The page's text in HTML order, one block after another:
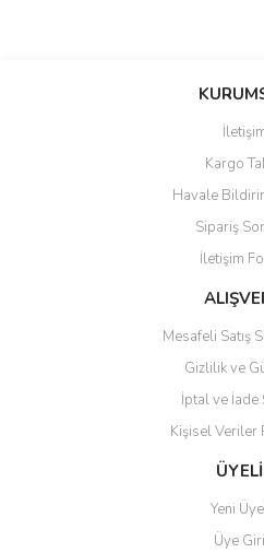
Bu ürüne ilk
Ürün resmi kalitesiz, bozuk veya
Ürün açıklamasında eksik
Ürün bilgilerinde hatalar
Ürün fiyatı diğer sitelerden daha
Bu ürüne benzer farklı alternatifler
Kargo
Havale
Sipariş
İletişim
Mesafeli Satış
Gizlilik ve
İptal ve İade
Kişisel Veriler
Yeni
Üye